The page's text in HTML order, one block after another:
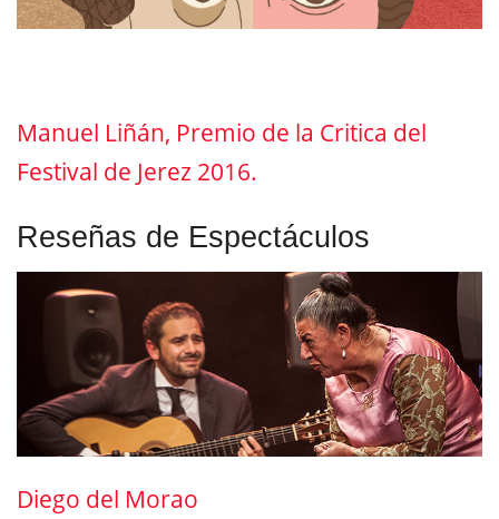
Manuel Liñán, Premio de la Critica del
Festival de Jerez 2016.
Reseñas de Espectáculos
Diego del Morao